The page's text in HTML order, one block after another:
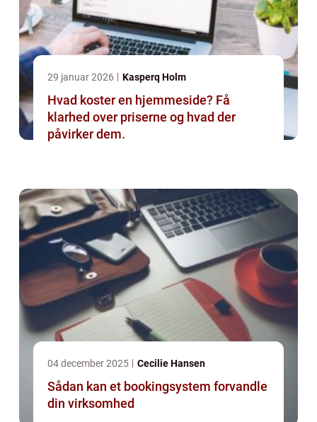
29 januar 2026 Kasperq Holm
Hvad koster en hjemmeside? Få
klarhed over priserne og hvad der
påvirker dem.
04 december 2025 Cecilie Hansen
Sådan kan et bookingsystem forvandle
din virksomhed